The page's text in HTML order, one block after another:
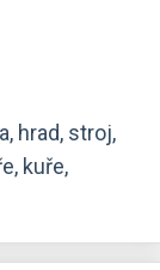
hrad, stroj,
kuře,